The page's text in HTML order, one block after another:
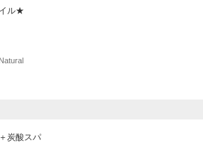
ル★
炭酸スパ